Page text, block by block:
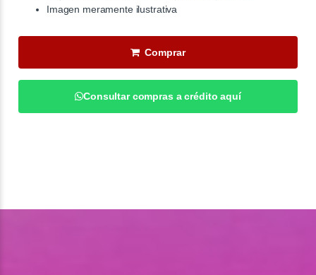
Imagen meramente ilustrativa
Comprar
Consultar compras a crédito aquí